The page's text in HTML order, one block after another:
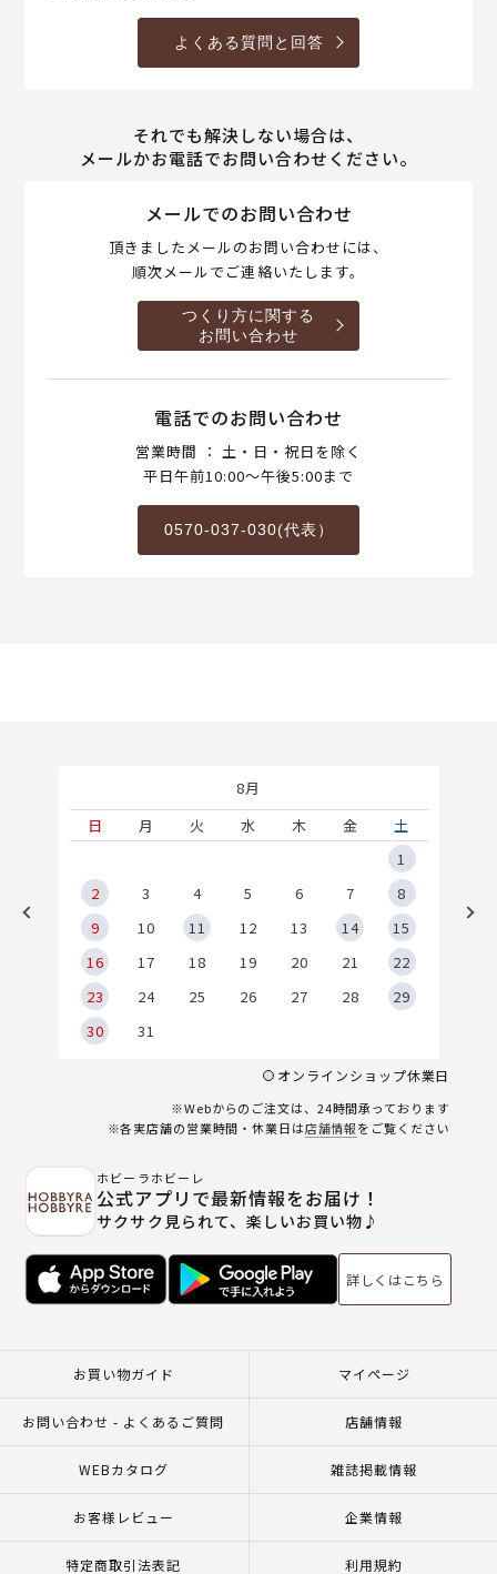
よくある質問と回答
それでも解決しない場合は、
メールかお電話でお問い合わせください。
メールでのお問い合わせ
頂きましたメールのお問い合わせには、
順次メールでご連絡いたします。
つくり方に関する
お問い合わせ
電話でのお問い合わせ
営業時間 ： 土・日・祝日を除く
平日午前10:00～午後5:00まで
0570-037-030(代表）
8月
日
月 火 水 木 金
土
1
2
3 4 5 6 7
8
9
10 11 12 13 14
15
16
17 18 19 20 21
22
23
24 25 26 27 28
29
30
31
オンラインショップ休業日
※Webからのご注文は、24時間承っております
※各実店舗の営業時間・休業日は店舗情報をご覧ください
ホビーラホビーレ
公式アプリで最新情報をお届け！
サクサク見られて、楽しいお買い物♪
詳しくはこちら
お買い物ガイド マイページ
お問い合わせ - よくあるご質問 店舗情報
WEBカタログ 雑誌掲載情報
お客様レビュー 企業情報
特定商取引法表記 利用規約